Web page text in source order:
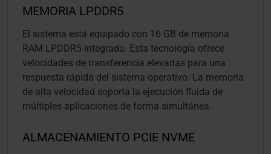
MEMORIA LPDDR5
El sistema está equipado con 16 GB de memoria
RAM LPDDR5 integrada. Esta tecnología ofrece
velocidades de transferencia elevadas para una
respuesta rápida del sistema operativo. La memoria
de alta velocidad soporta la ejecución fluida de
múltiples aplicaciones de forma simultánea.
ALMACENAMIENTO PCIE NVME